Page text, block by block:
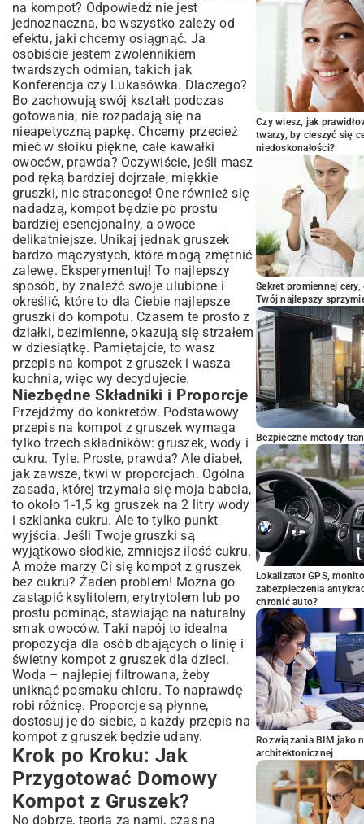
Domowy Kompot Gruszkowy?
na kompot? Odpowiedź nie jest
jednoznaczna, bo wszystko zależy od
efektu, jaki chcemy osiągnąć. Ja
osobiście jestem zwolennikiem
twardszych odmian, takich jak
Konferencja czy Lukasówka. Dlaczego?
Bo zachowują swój kształt podczas
gotowania, nie rozpadają się na
nieapetyczną papkę. Chcemy przecież
mieć w słoiku piękne, całe kawałki
owoców, prawda? Oczywiście, jeśli masz
pod ręką bardziej dojrzałe, miękkie
gruszki, nic straconego! One również się
nadadzą, kompot będzie po prostu
bardziej esencjonalny, a owoce
delikatniejsze. Unikaj jednak gruszek
bardzo mączystych, które mogą zmętnić
zalewę. Eksperymentuj! To najlepszy
sposób, by znaleźć swoje ulubione i
określić, które to dla Ciebie najlepsze
gruszki do kompotu. Czasem te prosto z
działki, bezimienne, okazują się strzałem
w dziesiątkę. Pamiętajcie, to wasz
przepis na kompot z gruszek i wasza
kuchnia, więc wy decydujecie.
Niezbędne Składniki i Proporcje
Przejdźmy do konkretów. Podstawowy
przepis na kompot z gruszek wymaga
tylko trzech składników: gruszek, wody i
cukru. Tyle. Proste, prawda? Ale diabeł,
jak zawsze, tkwi w proporcjach. Ogólna
zasada, której trzymała się moja babcia,
to około 1-1,5 kg gruszek na 2 litry wody
i szklanka cukru. Ale to tylko punkt
wyjścia. Jeśli Twoje gruszki są
wyjątkowo słodkie, zmniejsz ilość cukru.
A może marzy Ci się kompot z gruszek
bez cukru? Żaden problem! Można go
zastąpić ksylitolem, erytrytolem lub po
prostu pominąć, stawiając na naturalny
smak owoców. Taki napój to idealna
propozycja dla osób dbających o linię i
świetny kompot z gruszek dla dzieci.
Woda – najlepiej filtrowana, żeby
uniknąć posmaku chloru. To naprawdę
robi różnicę. Proporcje są płynne,
dostosuj je do siebie, a każdy przepis na
kompot z gruszek będzie udany.
Krok po Kroku: Jak
Przygotować Domowy
Kompot z Gruszek?
No dobrze, teoria za nami, czas na
Czy wiesz, jak
twarzy, by cieszyć się
niedoskonałości?
Sekret promiennej
Twój najlepszy
Bezpieczne metody
Lokalizator GPS,
zabezpieczenia
chronić auto?
Rozwiązania BIM jako
architektonicznej